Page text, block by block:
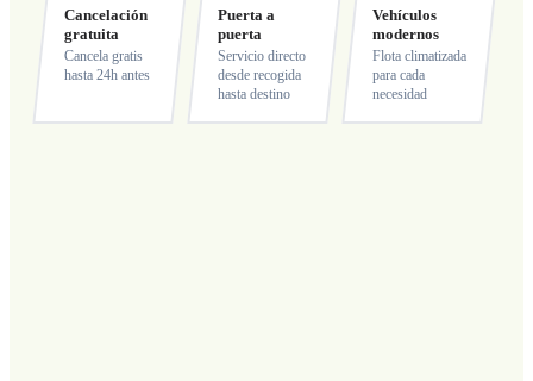
Cancelación
gratuita
Cancela gratis
hasta 24h antes
Puerta a
puerta
Servicio directo
desde recogida
hasta destino
Vehículos
modernos
Flota climatizada
para cada
necesidad